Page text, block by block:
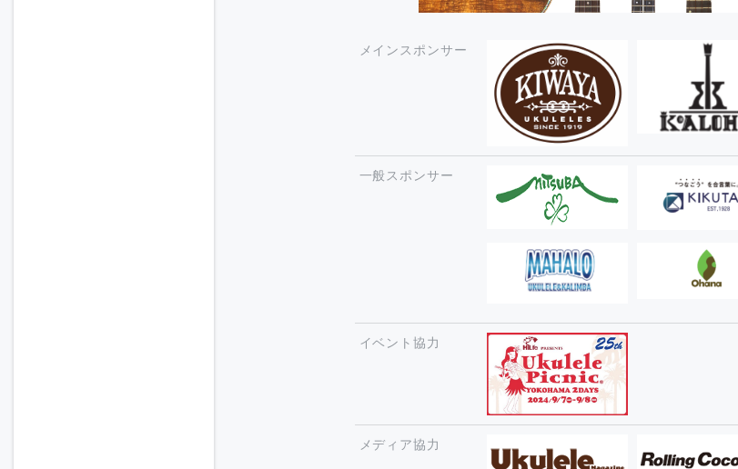
メインスポンサー
一般スポンサー
イベント協力
メディア協力